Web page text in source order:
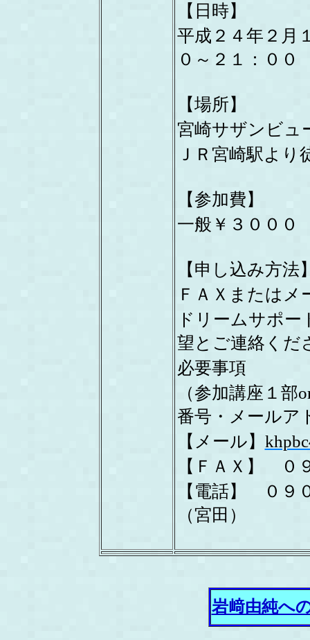
【日時】
平成２４年２月
０～２１：００
【場所】
宮崎サザンビュ
ＪＲ宮崎駅より
【参加費】
一般￥３００
【申し込み方法
ＦＡＸまたはメ
ドリームサポ
望とご連絡くだ
必要事項
（参加講座１
番号・メールア
【メール】
【ＦＡＸ】 ０
【電話】 ０９
（宮田）
岩﨑由純へ